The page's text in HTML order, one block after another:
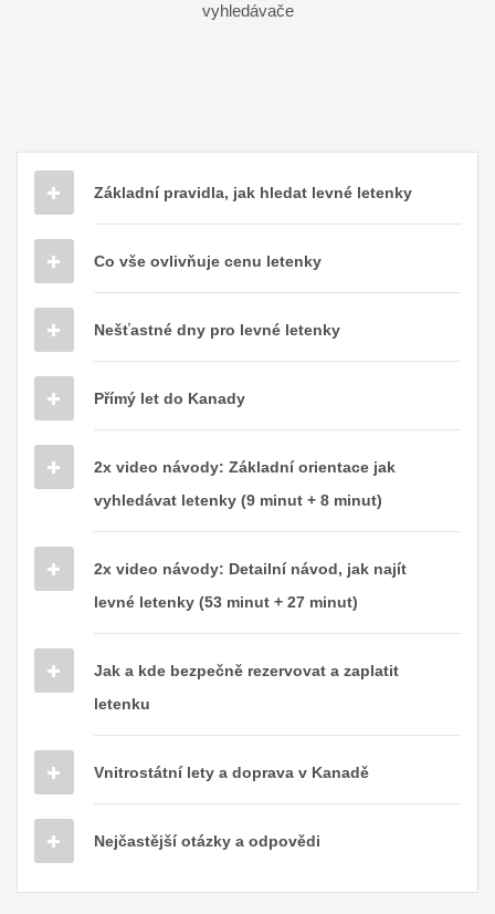
vyhledávače
Základní pravidla, jak hledat levné letenky
Co vše ovlivňuje cenu letenky
Nešťastné dny pro levné letenky
Přímý let do Kanady
2x video návody: Základní orientace jak
vyhledávat letenky (9 minut + 8 minut)
2x video návody: Detailní návod, jak najít
levné letenky (53 minut + 27 minut)
Jak a kde bezpečně rezervovat a zaplatit
letenku
Vnitrostátní lety a doprava v Kanadě
Nejčastější otázky a odpovědi